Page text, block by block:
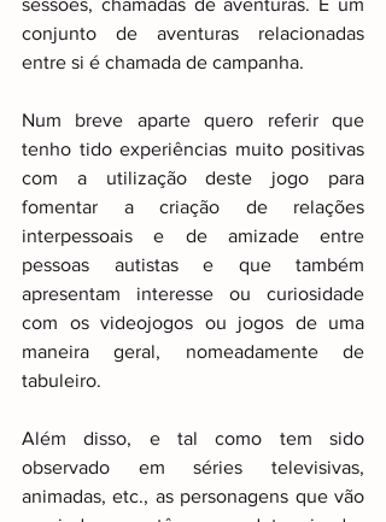
sessões, chamadas de aventuras. E um
conjunto de aventuras relacionadas
entre si é chamada de campanha.
Num breve aparte quero referir que
tenho tido experiências muito positivas
com a utilização deste jogo para
fomentar a criação de relações
interpessoais e de amizade entre
pessoas autistas e que também
apresentam interesse ou curiosidade
com os videojogos ou jogos de uma
maneira geral, nomeadamente de
tabuleiro.
Além disso, e tal como tem sido
observado em séries televisivas,
animadas, etc., as personagens que vão